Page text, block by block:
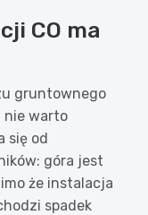
CO ma
gruntownego
nie warto
się od
góra jest
że instalacja
spadek